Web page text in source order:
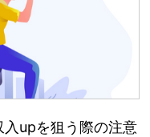
入upを狙う際の注意